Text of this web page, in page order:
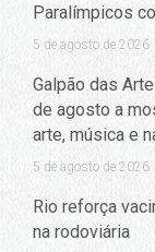
Paralímpicos
5 de agosto de 2026
Galpão das
de agosto a
arte, música e
5 de agosto de 2026
Rio reforça
na rodoviária